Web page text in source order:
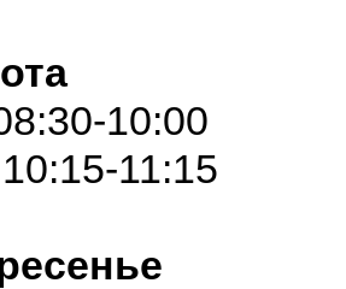
10:00
11:15